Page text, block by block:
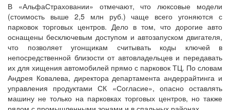
В «АльфаСтраховании» отмечают, что люксовые модели
(стоимость выше 2,5 млн руб.) чаще всего угоняются с
парковок торговых центров. Дело в том, что дорогие авто
оснащены бесключевым доступом и автозапуском двигателя,
что позволяет угонщикам считывать коды ключей в
непосредственной близости от автовладельцев и передавать
их для хищения автомобилей прямо с парковок ТЦ. По словам
Андрея Ковалева, директора департамента андеррайтинга и
управления продуктами СК «Согласие», опасно оставлять
машину не только на парковках торговых центров, но также